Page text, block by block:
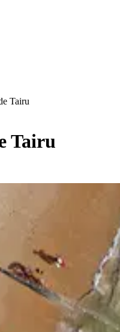
Tairu
Tairu